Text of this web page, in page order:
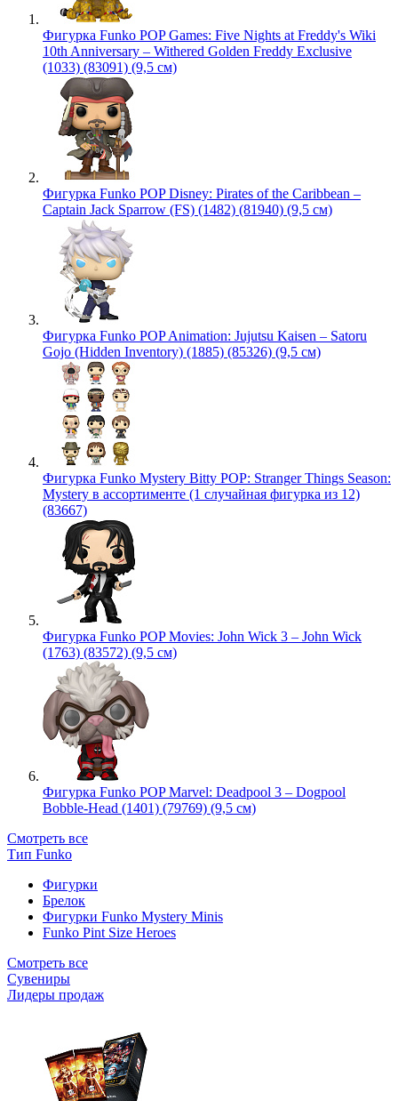
Фигурка Funko POP Games: Five Nights at Freddy's Wiki
10th Anniversary – Withered Golden Freddy Exclusive
(1033) (83091) (9,5 см)
Фигурка Funko POP Disney: Pirates of the Caribbean –
Captain Jack Sparrow (FS) (1482) (81940) (9,5 см)
Фигурка Funko POP Animation: Jujutsu Kaisen – Satoru
Gojo (Hidden Inventory) (1885) (85326) (9,5 см)
Фигурка Funko Mystery Bitty POP: Stranger Things Season:
Mystery в ассортименте (1 случайная фигурка из 12)
(83667)
Фигурка Funko POP Movies: John Wick 3 – John Wick
(1763) (83572) (9,5 см)
Фигурка Funko POP Marvel: Deadpool 3 – Dogpool
Bobble-Head (1401) (79769) (9,5 см)
Смотреть все
Тип Funko
Фигурки
Брелок
Фигурки Funko Mystery Minis
Funko Pint Size Heroes
Смотреть все
Сувениры
Лидеры продаж